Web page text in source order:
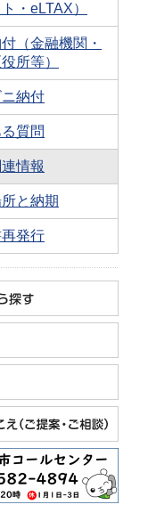
・eLTAX）
（金融機関・
所等）
納付
質問
情報
と納期
発行